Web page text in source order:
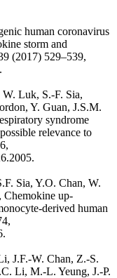
human coronavirus
storm and
(2017) 529–539,
Luk, S.-F. Sia,
Y. Guan, J.S.M.
syndrome
relevance to
Sia, Y.O. Chan, W.
up-
derived human
J.F.-W. Chan, Z.-S.
Li, M.-L. Yeung, J.-P.